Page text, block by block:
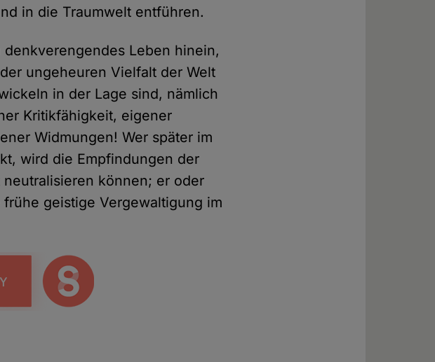
in die Traumwelt entführen.
Leben hinein,
ungeheuren Vielfalt der Welt
in der Lage sind, nämlich
Kritikfähigkeit, eigener
Widmungen! Wer später im
wird die Empfindungen der
können; er oder
geistige Vergewaltigung im